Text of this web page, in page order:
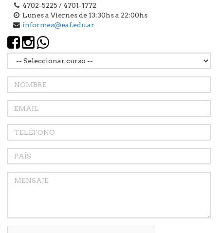
4702-5225 / 4701-1772
Lunes a Viernes de 13:30hs a 22:00hs
informes@eaf.edu.ar